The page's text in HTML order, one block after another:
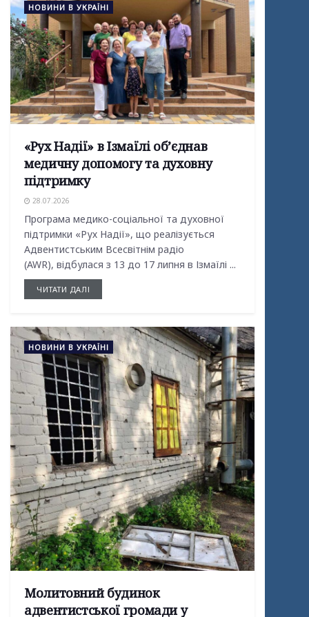
НОВИНИ В УКРАЇНІ
«Рух Надії» в Ізмаїлі об’єднав
медичну допомогу та духовну
підтримку
28.07.2026
Програма медико-соціальної та духовної
підтримки «Рух Надії», що реалізується
Адвентистським Всесвітнім радіо
(AWR), відбулася з 13 до 17 липня в Ізмаїлі ...
ЧИТАТИ ДАЛІ
НОВИНИ В УКРАЇНІ
Молитовний будинок
адвентистської громади у